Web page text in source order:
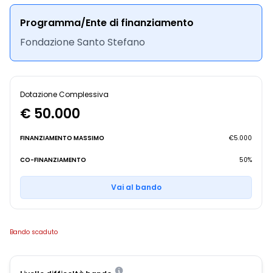
Programma/Ente di finanziamento
Fondazione Santo Stefano
Dotazione Complessiva
€ 50.000
FINANZIAMENTO MASSIMO €5.000
CO-FINANZIAMENTO 50%
Vai al bando
Bando scaduto